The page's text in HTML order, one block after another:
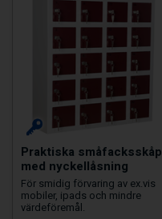
Praktiska småfacksskåp
med nyckellåsning
För smidig förvaring av ex.vis
mobiler, ipads och mindre
värdeföremål.